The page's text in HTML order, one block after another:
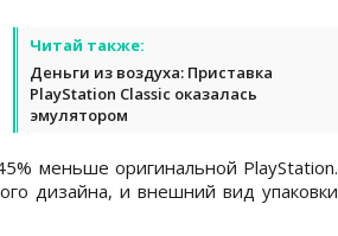
Читай также:
Деньги из воздуха: Приставка
PlayStation Classic оказалась
эмулятором
меньше оригинальной PlayStation.
дизайна, и внешний вид упаковки